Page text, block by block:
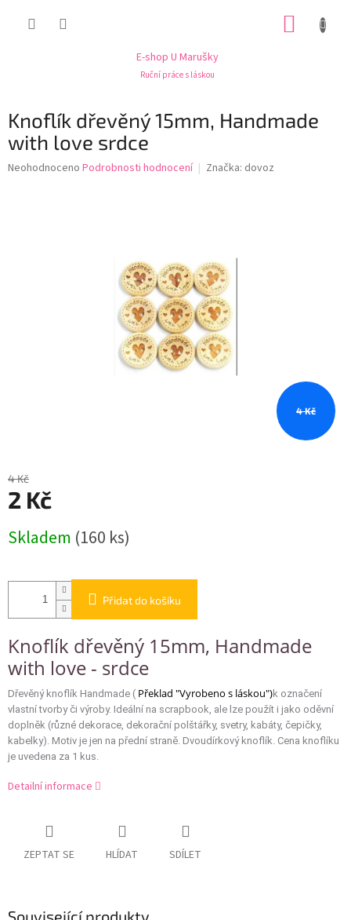
E-shop U Marušky
Ruční práce s láskou
Knoflík dřevěný 15mm, Handmade
with love srdce
Průměrné
Neohodnoceno Podrobnosti hodnocení Značka: dovoz
4 Kč
4 Kč
2 Kč
cena:
Skladem (160 ks)
Přidat do košíku
Knoflík dřevěný 15mm, Handmade
with love - srdce
Dřevěný knoflík Handmade ( Překlad "Vyrobeno s láskou")k označení
vlastní tvorby či výroby. Ideální na scrapbook, ale lze použít i jako oděvní
doplněk (různé dekorace, dekorační polštářky, svetry, kabáty, čepičky,
kabelky). Motiv je jen na přední straně. Dvoudírkový knoflík. Cena knoflíku
je uvedena za 1 kus.
Detailní informace
ZEPTAT SE HLÍDAT SDÍLET
Související produkty